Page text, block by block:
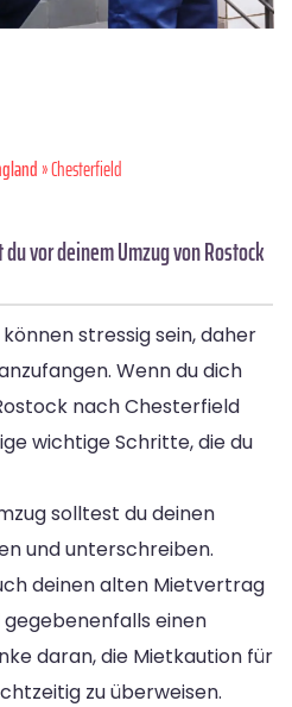
» Chesterfield
vor deinem Umzug von Rostock
stressig sein, daher
Wenn du dich
nach Chesterfield
wichtige Schritte, die du
solltest du deinen
und unterschreiben.
deinen alten Mietvertrag
einen
daran, die Mietkaution für
zu überweisen.